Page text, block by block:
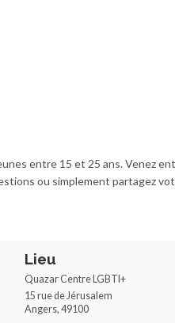
entre 15 et 25 ans. Venez
ou simplement partagez
Lieu
Quazar Centre LGBTI+
15 rue de Jérusalem
Angers, 49100